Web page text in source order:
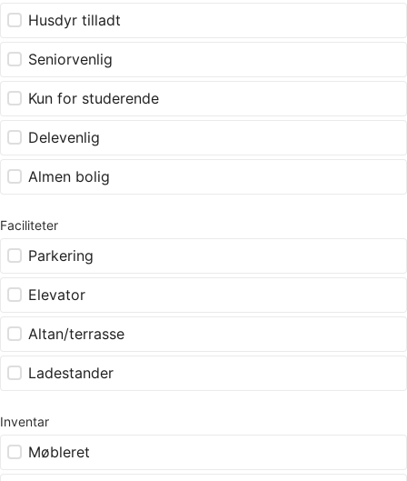
Husdyr tilladt
Seniorvenlig
Kun for studerende
Delevenlig
Almen bolig
Faciliteter
Parkering
Elevator
Altan/terrasse
Ladestander
Inventar
Møbleret